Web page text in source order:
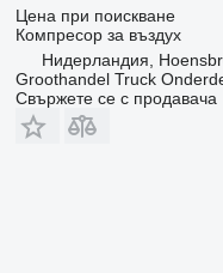
Цена при поискване
Компресор за въздух
Нидерландия,
Groothandel Truck
Свържете се с продавача